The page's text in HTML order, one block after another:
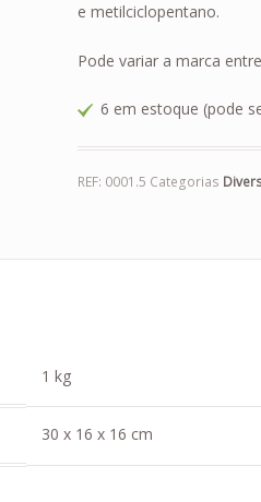
e metilciclopentano.
Pode variar a marca
6 em estoque (pode
REF: 0001.5 Categorias
1 kg
30 x 16 x 16 cm